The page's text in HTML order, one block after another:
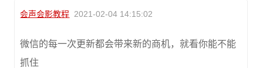
会声会影教程 2021-02-04 14:15:02
微信的每一次更新都会带来新的商机，就看你能不能
抓住